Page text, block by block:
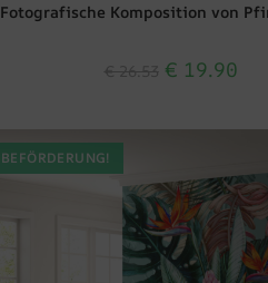
Fotografische Komposition von
€ 19.90
BEFÖRDERUNG!